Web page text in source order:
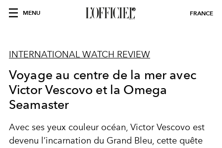
MENU FRANCE
INTERNATIONAL WATCH REVIEW
Voyage au centre de la mer avec
Victor Vescovo et la Omega
Seamaster
Avec ses yeux couleur océan, Victor Vescovo est
devenu l’incarnation du Grand Bleu, cette quête